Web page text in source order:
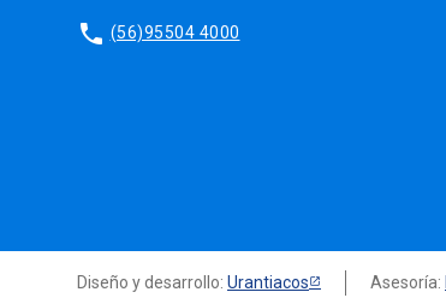
phone (56)95504 4000
Diseño y desarrollo: Urantiacos Asesoría: